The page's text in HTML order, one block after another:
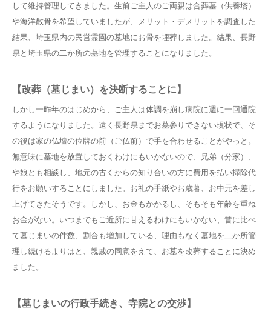
して維持管理してきました。生前ご主人のご両親は合葬墓（供養塔）
や海洋散骨を希望していましたが、メリット・デメリットを調査した
結果、埼玉県内の民営霊園の墓地にお骨を埋葬しました。結果、長野
県と埼玉県の二か所の墓地を管理することになりました。
【改葬（墓じまい）を決断することに】
しかし一昨年のはじめから、ご主人は体調を崩し病院に週に一回通院
するようになりました。遠く長野県までお墓参りできない現状で、そ
の後は家の仏壇の位牌の前（ご仏前）で手を合わせることがやっと。
無意味に墓地を放置しておくわけにもいかないので、兄弟（分家）、
や娘とも相談し、地元の古くからの知り合いの方に費用を払い掃除代
行をお願いすることにしました。お礼の手紙やお歳暮、お中元を差し
上げてきたそうです。しかし、お金もかかるし、そもそも年齢を重ね
お金がない。いつまでもご近所に甘えるわけにもいかない、昔に比べ
て墓じまいの件数、割合も増加している、理由もなく墓地を二か所管
理し続けるよりはと、親戚の同意をえて、お墓を改葬することに決め
ました。
【墓じまいの行政手続き、寺院との交渉】